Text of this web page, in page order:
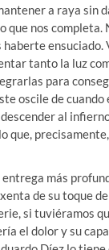
a raya sin
que nos completa.
haberte
tanto la luz
para
oscile de cuando
al
que,
entrega más
de su toque
si tuviéramos
el dolor y su